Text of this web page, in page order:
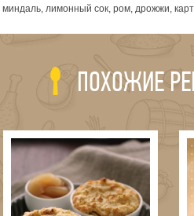
миндаль, лимонный сок, ром, дрожжи,
ПОХОЖИЕ